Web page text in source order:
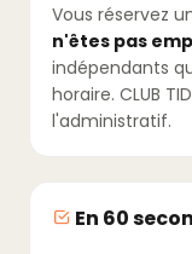
Vous réservez
n'êtes pas
indépendants
horaire. CLUB
l'administratif.
En 60